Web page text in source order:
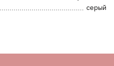
серый